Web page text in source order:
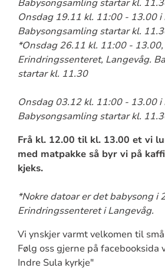
Babysongsamling startar kl.
Onsdag 19.11 kl. 11:00 - 13.00 i
Babysongsamling startar kl.
*Onsdag 26.11 kl. 11:00 - 13.00,
Erindringssenteret, Langevåg.
startar kl. 11.30
Onsdag 03.12 kl. 11:00 - 13.00 i
Babysongsamling startar kl.
Frå kl. 12.00 til kl. 13.00 et vi
med matpakke så byr vi på
kjeks.
*Nokre datoar er det babysong i
Erindringssenteret i Langevåg.
Vi ynskjer varmt velkomen til
Følg oss gjerne på facebooksida
Indre Sula kyrkje"